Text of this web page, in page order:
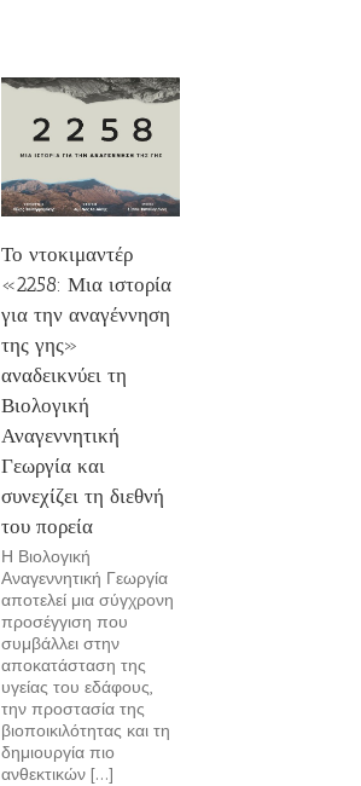
Το ντοκιμαντέρ
«2258: Μια ιστορία
για την αναγέννηση
της γης»
αναδεικνύει τη
Βιολογική
Αναγεννητική
Γεωργία και
συνεχίζει τη διεθνή
του πορεία
Η Βιολογική
Αναγεννητική Γεωργία
αποτελεί μια σύγχρονη
προσέγγιση που
συμβάλλει στην
αποκατάσταση της
υγείας του εδάφους,
την προστασία της
βιοποικιλότητας και τη
δημιουργία πιο
ανθεκτικών [...]